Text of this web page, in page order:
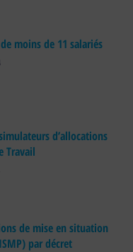
moins de 11 salariés
d’allocations
Travail
de mise en situation
par décret